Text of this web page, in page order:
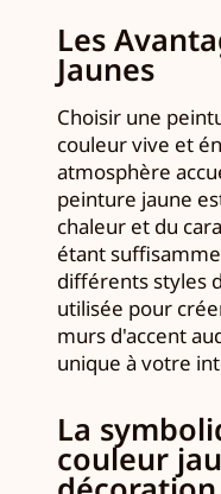
Les
Jaunes
Choisir une
couleur vive et
atmosphère
peinture jaune
chaleur et du
étant
différents styles
utilisée pour
murs d'accent
unique à votre
La
couleur